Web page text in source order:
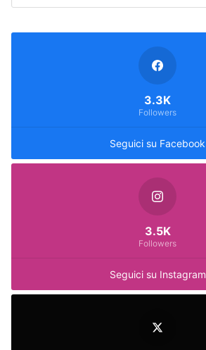
Seguici su Facebook
3.3K
Followers
Seguici su Instagram
3.5K
Followers